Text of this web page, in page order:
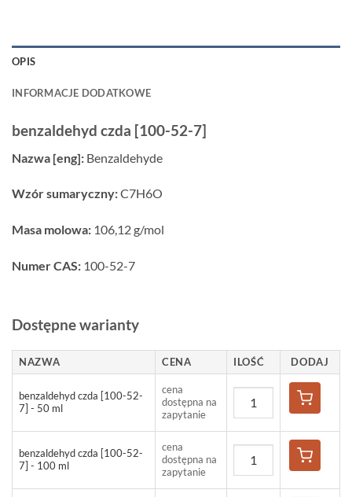
OPIS
INFORMACJE DODATKOWE
benzaldehyd czda [100-52-7]
Nazwa [eng]: Benzaldehyde
Wzór sumaryczny:C7H6O
Masa molowa: 106,12 g/mol
Numer CAS: 100-52-7
Dostępne warianty
NAZWA CENA ILOŚĆ DODAJ
benzaldehyd czda [100-52-
7] - 50 ml
cena
dostępna na
zapytanie
benzaldehyd czda [100-52-
7] - 100 ml
cena
dostępna na
zapytanie